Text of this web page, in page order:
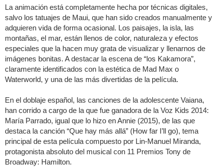
La animación está completamente hecha por técnicas digitales,
salvo los tatuajes de Maui, que han sido creados manualmente y
adquieren vida de forma ocasional. Los paisajes, la isla, las
montañas, el mar, están llenos de color, naturaleza y efectos
especiales que la hacen muy grata de visualizar y llenarnos de
imágenes bonitas. A destacar la escena de “los Kakamora”,
claramente identificados con la estética de Mad Max o
Waterworld, y una de las más divertidas de la película.
En el doblaje español, las canciones de la adolescente Vaiana,
han corrido a cargo de la que fue ganadora de la Voz Kids 2014:
María Parrado, igual que lo hizo en Annie (2015), de las que
destaca la canción “Que hay más allá” (How far I’ll go), tema
principal de esta película compuesto por Lin-Manuel Miranda,
protagonista absoluto del musical con 11 Premios Tony de
Broadway: Hamilton.